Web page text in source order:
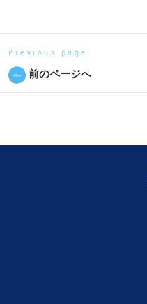
Previous page
前のページへ